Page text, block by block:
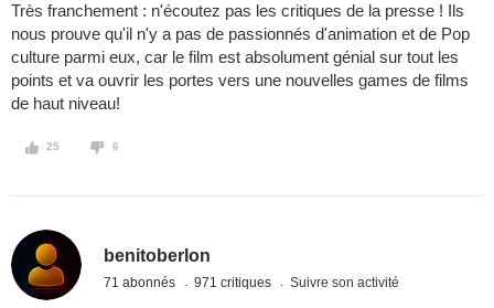
Très franchement : n'écoutez pas les critiques de la presse ! Ils
nous prouve qu'il n'y a pas de passionnés d'animation et de Pop
culture parmi eux, car le film est absolument génial sur tout les
points et va ouvrir les portes vers une nouvelles games de films
de haut niveau!
25 6
benitoberlon
71 abonnés 971 critiques Suivre son activité